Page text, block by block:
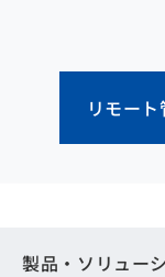
リモー
製品・ソリュー